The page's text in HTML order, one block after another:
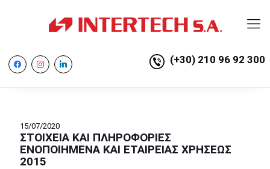
facebookinstagramlinkedin (+30) 210 96 92 300
15/07/2020
ΣΤΟΙΧΕΙΑ ΚΑΙ ΠΛΗΡΟΦΟΡΙΕΣ
ΕΝΟΠΟΙΗΜΕΝΑ ΚΑΙ ΕΤΑΙΡΕΙΑΣ ΧΡΗΣΕΩΣ
2015